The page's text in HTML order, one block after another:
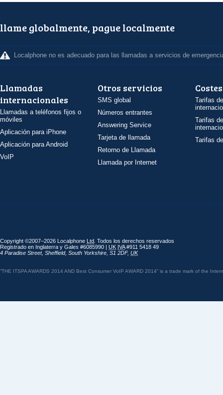
llame globalmente, pague localmente
Localphone no es adecuado para las llamadas a servicios de
Llamadas
internacionales
Llamadas a teléfonos fijos o
móviles
Aplicación para iPhone
Aplicación para Android
VoIP
Otros servicios
SMS global
Números entrantes
Answering Service
Tarjeta de llamada
Retorno de Llamada
Llamada por Internet
Costes
Tarifas
Tarifas
Tarifas
Copyright ©2007–2026 Localphone Ltd . Todos los derechos reservados
Registrado en Inglaterra y Gales #6085990 | UK IVA#911 5418 49
4 Paradise Street, Sheffield, South Yorkshire S1 2DF, UK
“THE ITSPA AWARDS 2014 AND Best Consumer VoIP AWARD 2014” is a trade mark of the